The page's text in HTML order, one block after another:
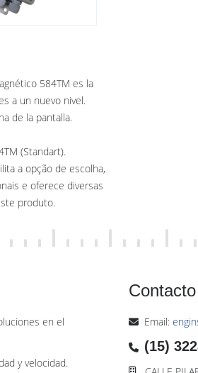
584TM es la
a un nuevo nivel.
de la pantalla.
(Standart).
a opção de escolha,
e oferece diversas
produto.
en el
y velocidad.
Contacto
Email:
(15)